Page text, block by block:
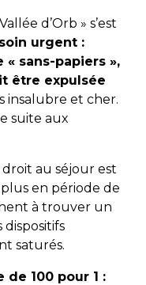
d’Orb » s’est
urgent :
sans-papiers »,
être expulsée
insalubre et cher.
suite aux
au séjour est
en période de
à trouver un
dispositifs
saturés.
de 100 pour 1 :